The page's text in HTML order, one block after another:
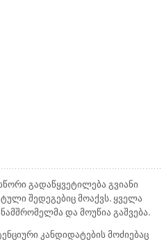
გადაწყვეტილება გვიანი
შედეგებიც მოაქვს. ყველა
და მოუწია გაშვება.
კანდიდატების მოძიებაც